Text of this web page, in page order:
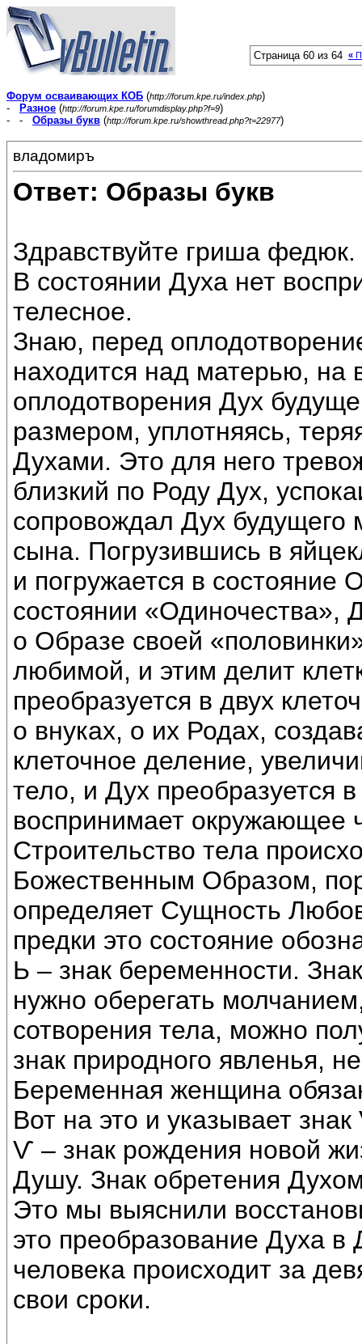
Страница 60 из 64 «
Форум осваивающих КОБ (http://forum.kpe.ru/index.php)
-
Разное (http://forum.kpe.ru/forumdisplay.php?f=9)
- - Образы букв (http://forum.kpe.ru/showthread.php?t=22977)
владомиръ
Ответ: Образы букв
Здравствуйте гриша федюк.
В состоянии Духа нет
телесное.
Знаю, перед
находится над матерью,
оплодотворения Дух
размером, уплотняясь,
Духами. Это для него
близкий по Роду Дух,
сопровождал Дух будущего
сына. Погрузившись в
и погружается в
состоянии «Одиночества»,
о Образе своей
любимой, и этим делит
преобразуется в двух
о внуках, о их Родах,
клеточное деление,
тело, и Дух преобразуется
воспринимает окружающее
Строительство тела
Божественным Образом,
определяет Сущность
предки это состояние
Ь – знак беременности.
нужно оберегать
сотворения тела, можно
знак природного явленья,
Беременная женщина
Вот на это и указывает
Ѵ – знак рождения новой
Душу. Знак обретения
Это мы выяснили
это преобразование Духа
человека происходит за
свои сроки.